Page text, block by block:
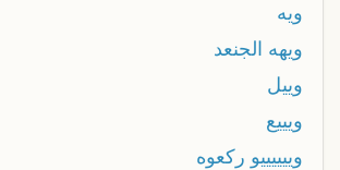
ويه
ويهه الجنعد
وييل
ويييع
وييييييو ركعوه